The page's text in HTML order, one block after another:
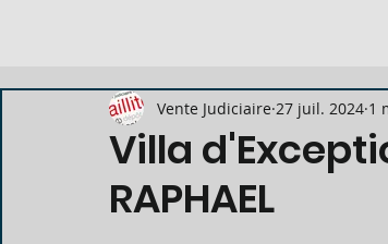
Villa
RAPHAEL
Vente Judiciaire 27 juil. 2024 1